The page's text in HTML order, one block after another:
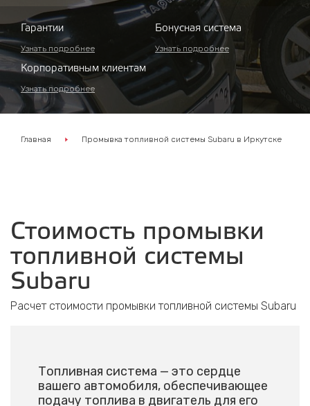
Гарантии
Узнать подробнее
Бонусная система
Узнать подробнее
Корпоративным клиентам
Узнать подробнее
Главная Промывка топливной системы Subaru в Иркутске
Стоимость промывки
топливной системы
Subaru
Расчет стоимости промывки топливной системы Subaru
Топливная система — это сердце
вашего автомобиля, обеспечивающее
подачу топлива в двигатель для его